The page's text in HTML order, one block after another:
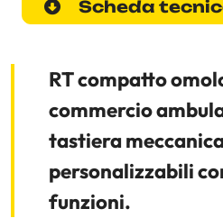
Scheda
RT compatto
commercio
tastiera
personalizzabili
funzioni.